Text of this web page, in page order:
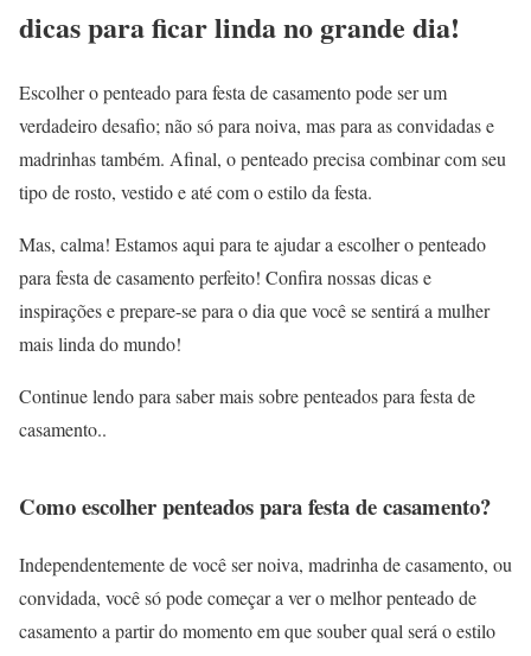
dicas para ficar linda no grande dia!
Escolher o penteado para festa de casamento pode ser um
verdadeiro desafio; não só para noiva, mas para as convidadas e
madrinhas também. Afinal, o penteado precisa combinar com seu
tipo de rosto, vestido e até com o estilo da festa.
Mas, calma! Estamos aqui para te ajudar a escolher o penteado
para festa de casamento perfeito! Confira nossas dicas e
inspirações e prepare-se para o dia que você se sentirá a mulher
mais linda do mundo!
Continue lendo para saber mais sobre penteados para festa de
casamento..
Como escolher penteados para festa de casamento?
Independentemente de você ser noiva, madrinha de casamento, ou
convidada, você só pode começar a ver o melhor penteado de
casamento a partir do momento em que souber qual será o estilo